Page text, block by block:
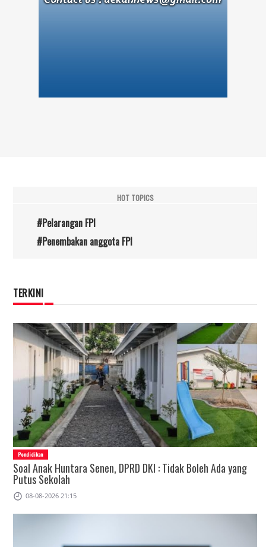
HOT TOPICS
#Pelarangan FPI
#Penembakan anggota FPI
TERKINI
Pendidikan
Soal Anak Huntara Senen, DPRD DKI : Tidak Boleh Ada yang
Putus Sekolah
08-08-2026 21:15